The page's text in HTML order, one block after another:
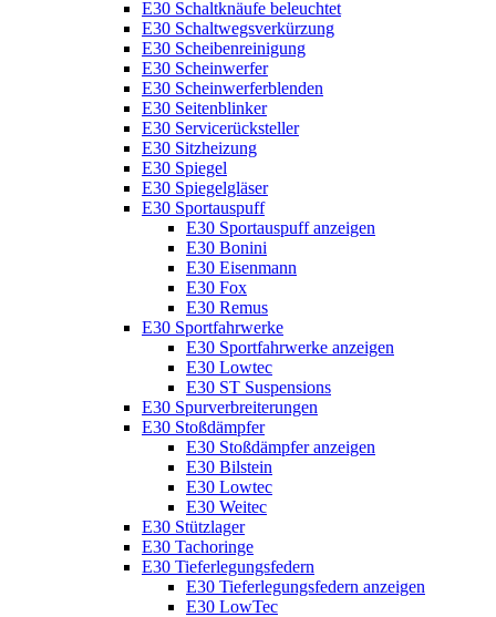
E30 Schaltknäufe beleuchtet
E30 Schaltwegsverkürzung
E30 Scheibenreinigung
E30 Scheinwerfer
E30 Scheinwerferblenden
E30 Seitenblinker
E30 Servicerücksteller
E30 Sitzheizung
E30 Spiegel
E30 Spiegelgläser
E30 Sportauspuff
E30 Sportauspuff anzeigen
E30 Bonini
E30 Eisenmann
E30 Fox
E30 Remus
E30 Sportfahrwerke
E30 Sportfahrwerke anzeigen
E30 Lowtec
E30 ST Suspensions
E30 Spurverbreiterungen
E30 Stoßdämpfer
E30 Stoßdämpfer anzeigen
E30 Bilstein
E30 Lowtec
E30 Weitec
E30 Stützlager
E30 Tachoringe
E30 Tieferlegungsfedern
E30 Tieferlegungsfedern anzeigen
E30 LowTec